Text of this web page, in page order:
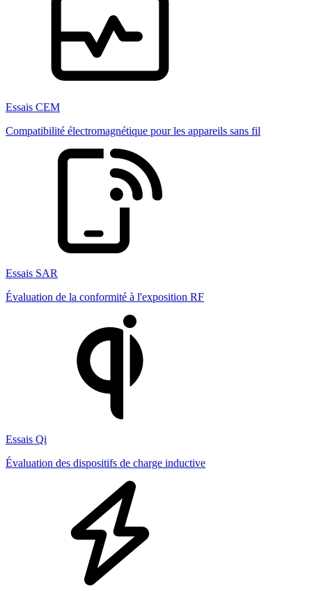
Essais CEM
Compatibilité électromagnétique pour les appareils sans fil
Essais SAR
Évaluation de la conformité à l'exposition RF
Essais Qi
Évaluation des dispositifs de charge inductive